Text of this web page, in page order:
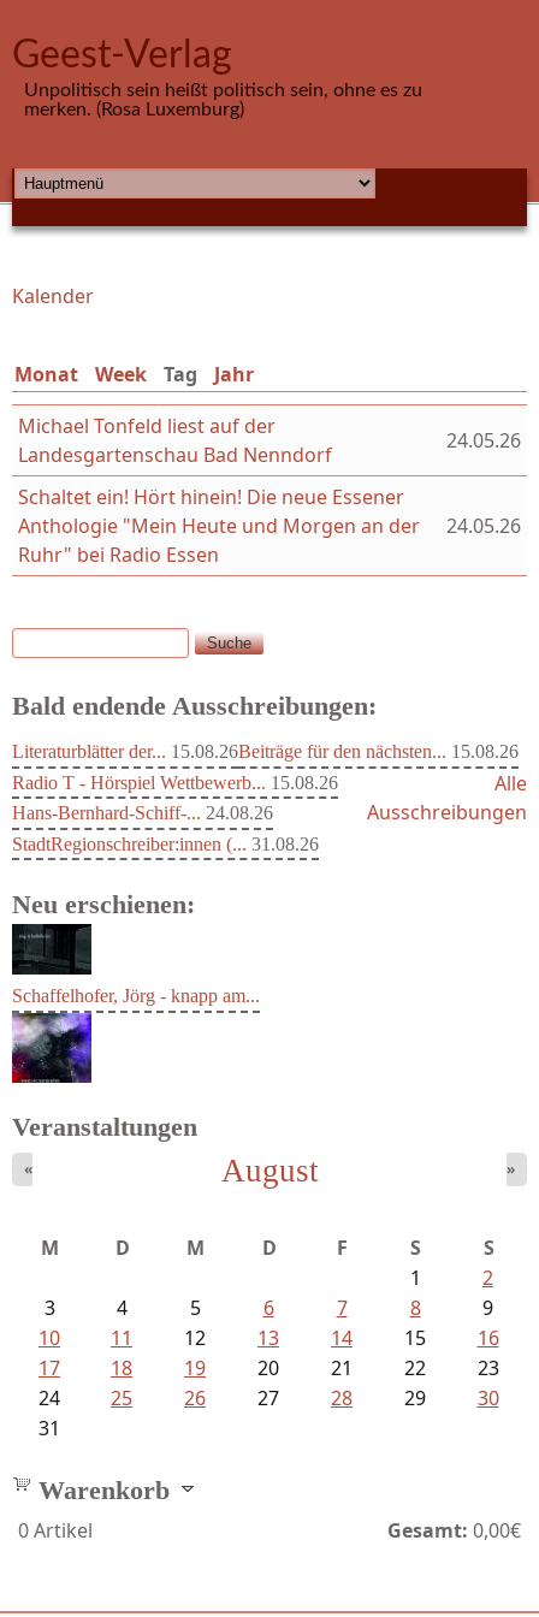
Geest-Verlag
Unpolitisch sein heißt politisch sein, ohne es zu
merken. (Rosa Luxemburg)
HAUPTMENÜ
Sie sind hier
Kalender
Monat Week Tag (aktiver Reiter)
Jahr
Michael Tonfeld liest auf der
Landesgartenschau Bad Nenndorf
24.05.26
Schaltet ein! Hört hinein! Die neue Essener
Anthologie "Mein Heute und Morgen an der
Ruhr" bei Radio Essen
24.05.26
Suchformular
Suche
Bald endende Ausschreibungen:
Literaturblätter der... 15.08.26Beiträge für den nächsten... 15.08.26
Radio T - Hörspiel Wettbewerb... 15.08.26
Hans-Bernhard-Schiff-... 24.08.26
StadtRegionschreiber:innen (... 31.08.26
Alle
Ausschreibungen
Neu erschienen:
Mayer König, Wolfgang - Dichtungen...
Schaffelhofer, Jörg - knapp am...
Veranstaltungen
August
« »
M D M D F S
S
1
2
3
4 5 6 7 8
9
10
11 12 13 14 15
16
17
18 19 20 21 22
23
24
25 26 27 28 29
30
31
Warenkorb
0Artikel Gesamt: 0,00€